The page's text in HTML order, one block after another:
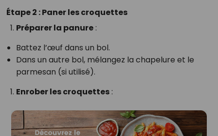
Étape 2 : Paner les croquettes
Préparer la panure:
Battez l’œuf dans un bol.
Dans un autre bol, mélangez la chapelure et le
parmesan (si utilisé).
Enrober les croquettes: